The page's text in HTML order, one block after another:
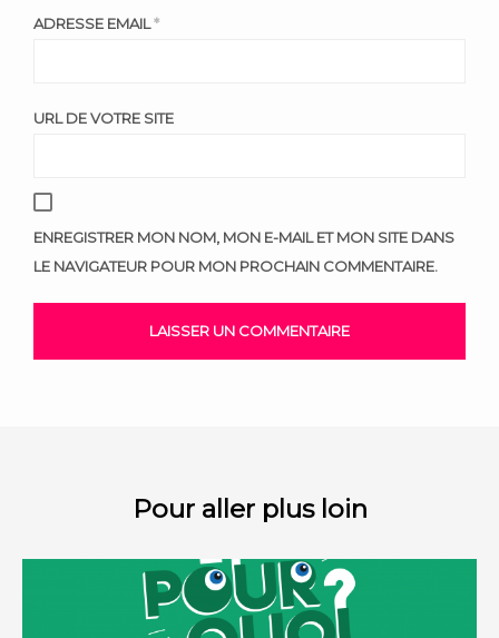
ADRESSE EMAIL*
URL DE VOTRE SITE
ENREGISTRER MON NOM, MON E-MAIL ET MON SITE DANS
LE NAVIGATEUR POUR MON PROCHAIN COMMENTAIRE.
Pour aller plus loin